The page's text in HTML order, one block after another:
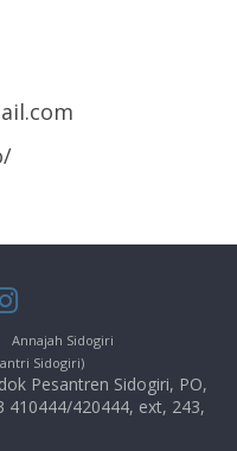
Annajah Sidogiri
Sidogiri)
Pesantren Sidogiri, PO,
410444/420444, ext, 243,